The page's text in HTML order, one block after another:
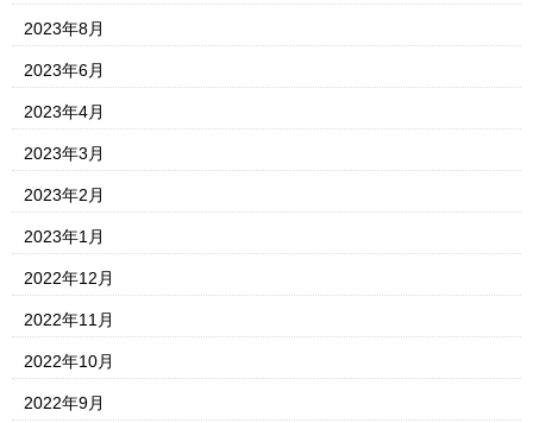
2023年8月
2023年6月
2023年4月
2023年3月
2023年2月
2023年1月
2022年12月
2022年11月
2022年10月
2022年9月